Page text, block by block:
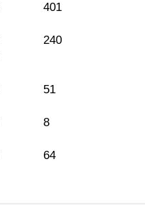
401
240
51
8
64